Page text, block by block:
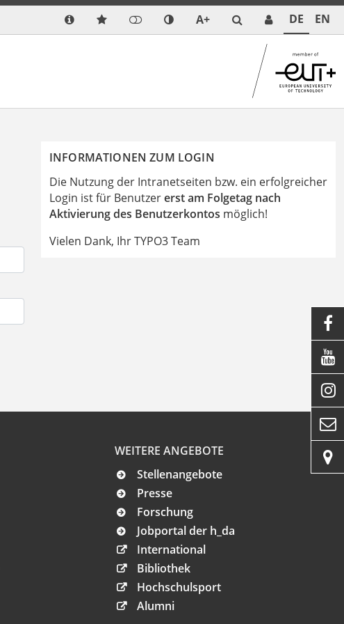
A+ DE EN
INFORMATIONEN ZUM LOGIN
Die Nutzung der Intranetseiten bzw. ein erfolgreicher
Login ist für Benutzererst am Folgetag nach
Aktivierung des Benutzerkontos möglich!
Vielen Dank, Ihr TYPO3 Team
WEITERE ANGEBOTE
Stellenangebote
Presse
Forschung
Jobportal der h_da
International
Bibliothek
Hochschulsport
Alumni




